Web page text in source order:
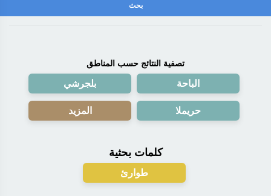
تصفية النتائج حسب المناطق
الباحة بلجرشي
حريملا المزيد
كلمات بحثية
طوارئ